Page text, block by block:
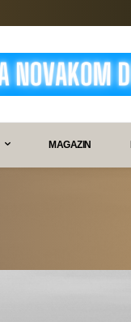
MAGAZIN